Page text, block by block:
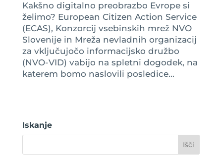
Kakšno digitalno preobrazbo Evrope si
želimo? European Citizen Action Service
(ECAS), Konzorcij vsebinskih mrež NVO
Slovenije in Mreža nevladnih organizacij
za vključujočo informacijsko družbo
(NVO-VID) vabijo na spletni dogodek, na
katerem bomo naslovili posledice...
Iskanje